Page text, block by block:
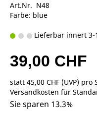
Art.Nr. N48
Farbe: blue
Lieferbar innert 3-
39,00 CHF
statt 45,00 CHF (UVP) pro
Versandkosten für
Sie sparen 13.3%